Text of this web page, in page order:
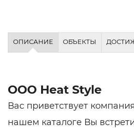
ОПИСАНИЕ ОБЪЕКТЫ
ООО Heat Style
Вас приветствует
нашем каталоге Вы